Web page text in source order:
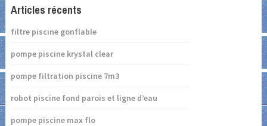
Articles récents
filtre piscine gonflable
pompe piscine krystal clear
pompe filtration piscine 7m3
robot piscine fond parois et ligne d’eau
pompe piscine max flo